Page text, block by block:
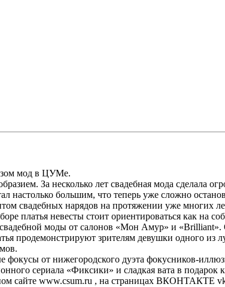
мод в ЦУМе.
За несколько лет свадебная мода сделала
большим, что теперь уже сложно
свадебных нарядов на протяжении уже многих
платья невесты стоит ориентироваться как на
моды от салонов «Мон Амур» и «Brilliant».
продемонстрируют зрителям девушки одного из
от нижегородского дуэта фокусников-
сериала «Фиксики» и сладкая вата в подарок
сайте www.csum.ru , на страницах ВКОНТАКТЕ